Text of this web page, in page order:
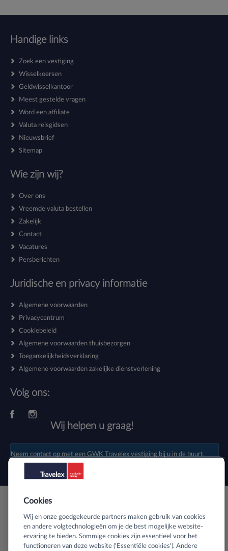
Handige links
Zoek een vestiging
Wisselkoersen
Geldwisselkantoor
Meest gestelde vragen
Word een affiliate
Valuta reisgidsen
Nieuwsbrief
Sitemap
Wie zijn wij?
Over ons
Vreemde valuta bestellen
Zakelijk
Contact
Vacatures
Persberichten
Juridische en privacy informatie
Algemene voorwaarden
Privacycentrum
Cookiebeleid
Algemene voorwaarden thuisbezorgen
Toegankelijkheidsverklaring
Algemene voorwaarden zakelijke dienstverlening
Volg ons:
Wij helpen u graag!
Neem contact op met een GWK Travelex vestiging bij u in de buurt.
Veilig buitenlands geld bestellen
Informatie over SSL-certificaten
Cookies
Wij en onze goedgekeurde partners maken gebruik van cookies
en andere volgtechnologieën om je de best mogelijke website-
ervaring te bieden. Sommige cookies zijn essentieel voor het
functioneren van deze website ('Essentiële cookies'). Andere